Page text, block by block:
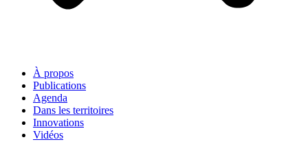
À propos
Publications
Agenda
Dans les territoires
Innovations
Vidéos